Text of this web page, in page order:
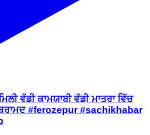
ਵੱਡੀ ਕਾਮਯਾਬੀ ਵੱਡੀ ਮਾਤਰਾ ਵਿੱਚ
#ferozepur #sachikhabar